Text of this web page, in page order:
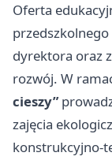
Oferta
dyrektora oraz
rozwój. W
cieszy”
zajęcia